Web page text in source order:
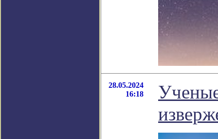
28.05.2024
16:18